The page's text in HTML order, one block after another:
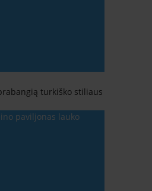
turkiško stiliaus